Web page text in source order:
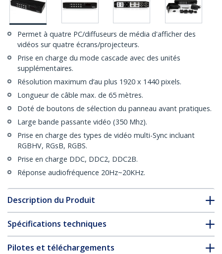
Permet à quatre PC/diffuseurs de média d'afficher des
vidéos sur quatre écrans/projecteurs.
Prise en charge du mode cascade avec des unités
supplémentaires.
Résolution maximum d’au plus 1920 x 1440 pixels.
Longueur de câble max. de 65 mètres.
Doté de boutons de sélection du panneau avant pratiques.
Large bande passante vidéo (350 Mhz).
Prise en charge des types de vidéo multi-Sync incluant
RGBHV, RGsB, RGBS.
Prise en charge DDC, DDC2, DDC2B.
Réponse audiofréquence 20Hz~20KHz.
Description du Produit
Spécifications techniques
Pilotes et téléchargements